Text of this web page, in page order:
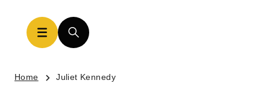
Home Juliet Kennedy